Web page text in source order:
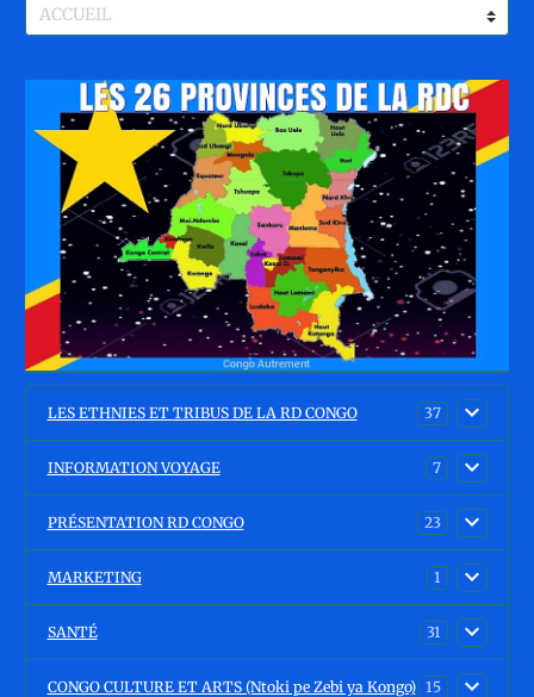
LES ETHNIES ET TRIBUS DE LA RD CONGO 37
INFORMATION VOYAGE 7
PRÉSENTATION RD CONGO 23
MARKETING 1
SANTÉ 31
CONGO CULTURE ET ARTS (Ntoki pe Zebi ya Kongo) 15